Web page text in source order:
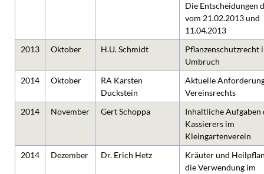
Die Entscheidungen
vom 21.02.2013 und
11.04.2013
2013
Oktober H.U. Schmidt
Pflanzenschutzrecht
Umbruch
2014
Oktober
RA Karsten
Duckstein
Aktuelle
Vereinsrechts
2014
November Gert Schoppa
Inhaltliche Aufgaben
Kassierers im
Kleingartenverein
2014
Dezember Dr. Erich Hetz
Kräuter und
die Verwendung im